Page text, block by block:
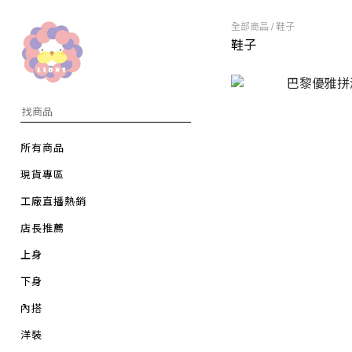
所有商品
現貨專區
工廠直播熱銷
店長推薦
上身
下身
內搭
洋裝
全部商品 /鞋子
鞋子